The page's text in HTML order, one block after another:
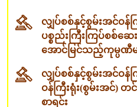
လျှပ်စစ်နှင့်စွမ်းအင်ဝန်
ပစ္စည်းကြီးကြပ်စစ်ဆေး
အောင်မြင်သည့်ကုမ္ပဏီ
လျှပ်စစ်နှင့်စွမ်းအင်ဝန်က
ဝန်ကြီးရုံး(စွမ်းအင်) တင်
စာရင်း